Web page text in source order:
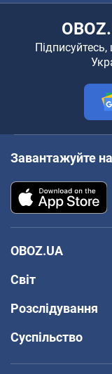
Завантажуйте
OBOZ.UA
Світ
Розслідування
Суспільство